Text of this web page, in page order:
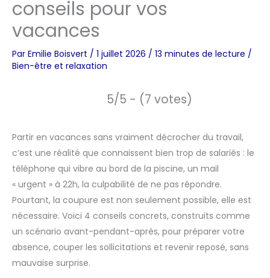
conseils pour vos
vacances
Par Emilie Boisvert / 1 juillet 2026 / 13 minutes de lecture /
Bien-être et relaxation
5/5 - (7 votes)
Partir en vacances sans vraiment décrocher du travail,
c’est une réalité que connaissent bien trop de salariés : le
téléphone qui vibre au bord de la piscine, un mail
« urgent » à 22h, la culpabilité de ne pas répondre.
Pourtant, la coupure est non seulement possible, elle est
nécessaire. Voici 4 conseils concrets, construits comme
un scénario avant-pendant-après, pour préparer votre
absence, couper les sollicitations et revenir reposé, sans
mauvaise surprise.